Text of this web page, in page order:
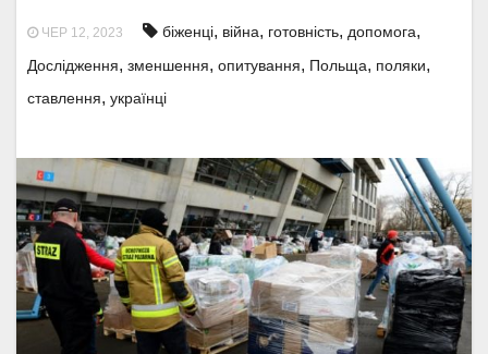
ЧЕР 12, 2023 біженці, війна, готовність, допомога,
Дослідження, зменшення, опитування, Польща, поляки,
ставлення, українці